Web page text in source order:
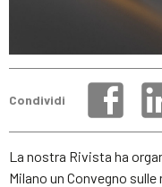
Condividi
La nostra Rivista ha
Milano un Convegno sulle